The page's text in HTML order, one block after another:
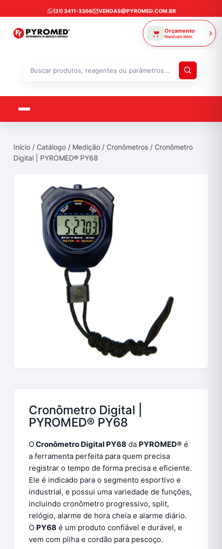
para
conteúdo
(31) 3411-3366 VENDAS@PYROMED.COM.BR
Orçamento
Nenhum item
Buscar
Início / Catálogo / Medição / Cronômetros / Cronômetro
Digital | PYROMED® PY68
Cronômetro Digital |
PYROMED® PY68
OCronômetro Digital PY68 da PYROMED® é
a ferramenta perfeita para quem precisa
registrar o tempo de forma precisa e eficiente.
Ele é indicado para o segmento esportivo e
industrial, e possui uma variedade de funções,
incluindo cronômetro progressivo, split,
relógio, alarme de hora cheia e alarme diário.
O PY68 é um produto confiável e durável, e
vem com pilha e cordão para pescoço.